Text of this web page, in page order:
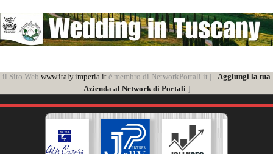
il Sito Web www.italy.imperia.it è membro di NetworkPortali.it | [ Aggiungi la tua
Azienda al Network di Portali]